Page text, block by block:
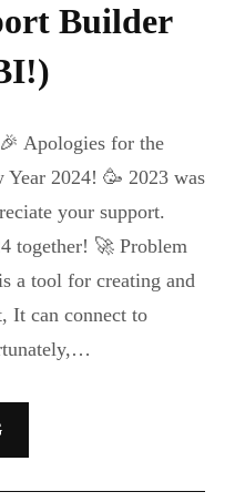
Builder
Apologies for the
2024! 🥳 2023 was
your support.
together! 🚀 Problem
a tool for creating and
It can connect to